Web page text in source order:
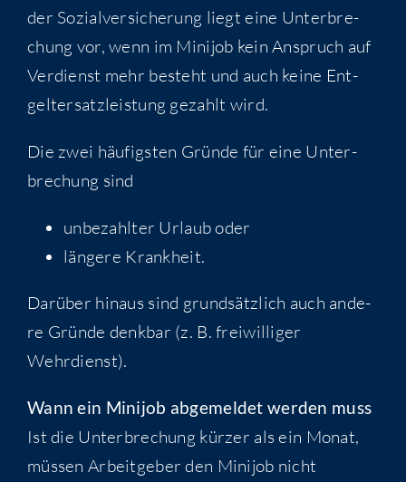
der Sozi­al­ver­si­che­rung liegt eine Unter­bre­
chung vor, wenn im Mini­job kein Anspruch auf
Ver­dienst mehr besteht und auch kei­ne Ent­
gel­ter­satz­leis­tung gezahlt wird.
Die zwei häu­figs­ten Grün­de für eine Unter­
bre­chung sind
unbe­zahl­ter Urlaub oder
län­ge­re Krankheit.
Dar­über hin­aus sind grund­sätz­lich auch ande­
re Grün­de denk­bar (z. B. frei­wil­li­ger
Wehrdienst).
Wann ein Mini­job abge­mel­det wer­den muss
Ist die Unter­bre­chung kür­zer als ein Monat,
müs­sen Arbeit­ge­ber den Mini­job nicht